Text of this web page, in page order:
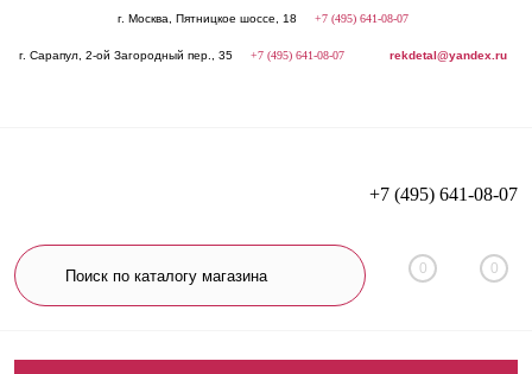
г. Москва, Пятницкое шоссе, 18 +7 (495) 641-08-07
г. Сарапул, 2-ой Загородный пер., 35 +7 (495) 641-08-07 rekdetal@yandex.ru
+7 (495) 641-08-07
0 0